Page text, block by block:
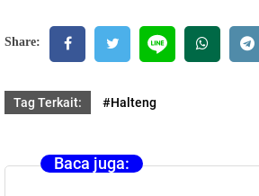
Share:
Tag Terkait: #Halteng
Baca juga: